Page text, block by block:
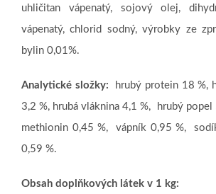
uhličitan vápenatý, sojový olej,
vápenatý, chlorid sodný, výrobky ze
bylin 0,01%.
Analytické složky: hrubý protein 18 %,
3,2 %, hrubá vláknina 4,1 %, hrubý popel
methionin 0,45 %, vápník 0,95 %, s
0,59 %.
Obsah doplňkových látek v 1 kg: